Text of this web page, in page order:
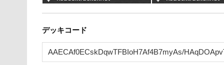
デッキコード